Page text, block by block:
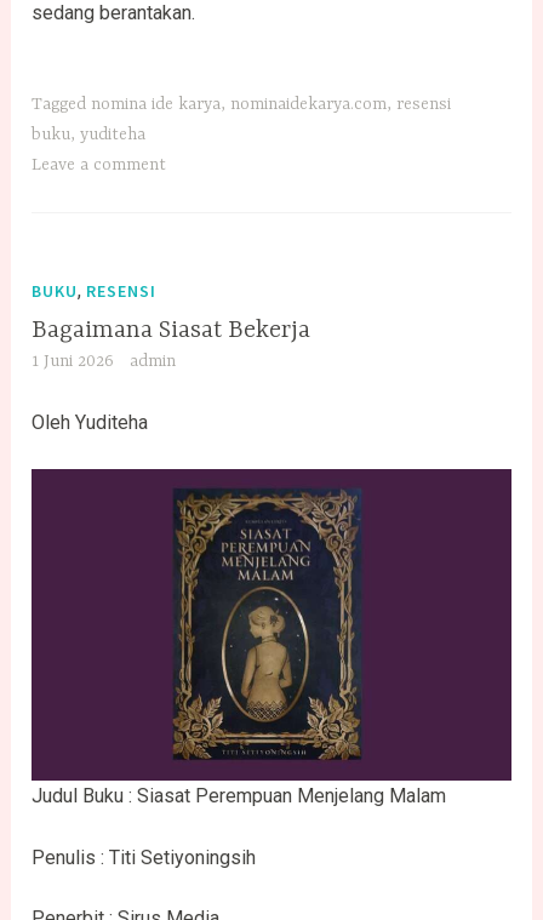
sedang berantakan.
Tagged nomina ide karya, nominaidekarya.com, resensi
buku,yuditeha
Leave a comment
BUKU, RESENSI
Bagaimana Siasat Bekerja
1 Juni 2026 admin
Oleh Yuditeha
Judul Buku : Siasat Perempuan Menjelang Malam
Penulis : Titi Setiyoningsih